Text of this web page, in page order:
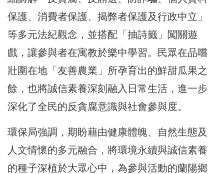
保護、消費者保護、揭弊者保護及行政中立」
等多元法紀觀念，並搭配「抽詩籤」闖關遊
戲，讓參與者在寓教於樂中學習。民眾在品嚐
壯圍在地「友善農業」所孕育出的鮮甜瓜果之
餘，也將誠信素養深刻融入日常生活，進一步
深化了全民的反貪腐意識與社會參與度。
環保局強調，期盼藉由健康體魄、自然生態及
人文情懷的多元融合，將環境永續與誠信素養
的種子深植於大眾心中，為參與活動的蘭陽鄉